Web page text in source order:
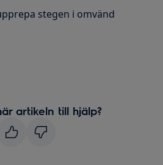
stegen i omvänd
artikeln till hjälp?